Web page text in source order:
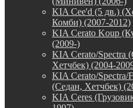
KIA Cee'd (5 дв.)
Комби) (2007-2012)
KIA Cerato Koup
(2009-)
KIA Cerato/Spectra
Хетчбек) (2004-
KIA Cerato/Spectra/
(Седан, Хетчбек)
KIA Ceres